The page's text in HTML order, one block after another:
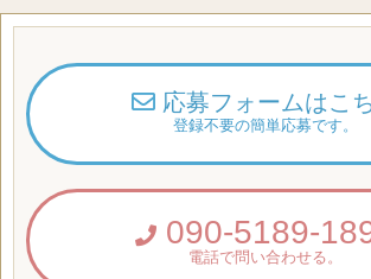
応募フォームはこ
登録不要の簡単応募です。
090-5189-
電話で問い合わせる。